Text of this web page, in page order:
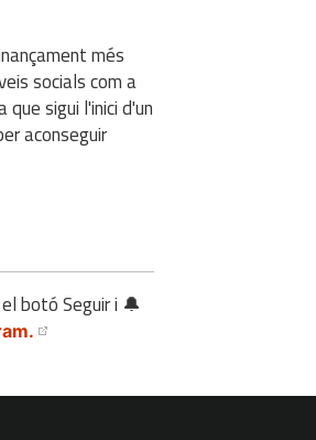
més
socials com a
sigui l'inici d'un
aconseguir
botó Seguir i 🔔